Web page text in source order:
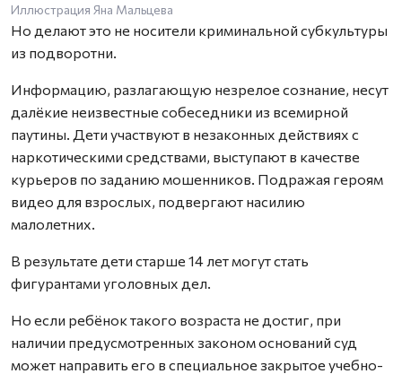
Иллюстрация Яна Мальцева
Но делают это не носители криминальной субкультуры
из подворотни.
Информацию, разлагающую незрелое сознание, несут
далёкие неизвестные собеседники из всемирной
паутины. Дети участвуют в незаконных действиях с
наркотическими средствами, выступают в качестве
курьеров по заданию мошенников. Подражая героям
видео для взрослых, подвергают насилию
малолетних.
В результате дети старше 14 лет могут стать
фигурантами уголовных дел.
Но если ребёнок такого возраста не достиг, при
наличии предусмотренных законом оснований суд
может направить его в специальное закрытое учебно-